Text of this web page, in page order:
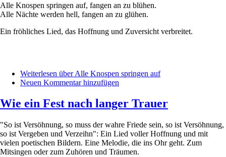
Alle Knospen springen auf, fangen an zu blühen.
Alle Nächte werden hell, fangen an zu glühen.
Ein fröhliches Lied, das Hoffnung und Zuversicht verbreitet.
Weiterlesen über Alle Knospen springen auf
Neuen Kommentar hinzufügen
Wie ein Fest nach langer Trauer
"So ist Versöhnung, so muss der wahre Friede sein, so ist Versöhnung,
so ist Vergeben und Verzeihn": Ein Lied voller Hoffnung und mit
vielen poetischen Bildern. Eine Melodie, die ins Ohr geht. Zum
Mitsingen oder zum Zuhören und Träumen.